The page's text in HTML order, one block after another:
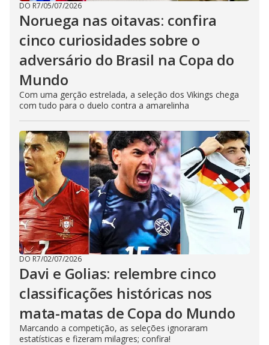
DO R7/05/07/2026
Noruega nas oitavas: confira
cinco curiosidades sobre o
adversário do Brasil na Copa do
Mundo
Com uma gerção estrelada, a seleção dos Vikings chega
com tudo para o duelo contra a amarelinha
DO R7/02/07/2026
Davi e Golias: relembre cinco
classificações históricas nos
mata-matas de Copa do Mundo
Marcando a competição, as seleções ignoraram
estatísticas e fizeram milagres; confira!